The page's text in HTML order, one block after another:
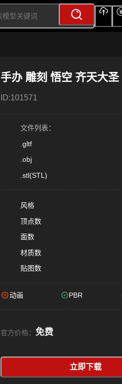
ID:101571
文件列表：
.gltf
.obj
.stl(STL)
风格
顶点数
面数
材质数
贴图数
动画 PBR
官方价格： 免费
立即下载